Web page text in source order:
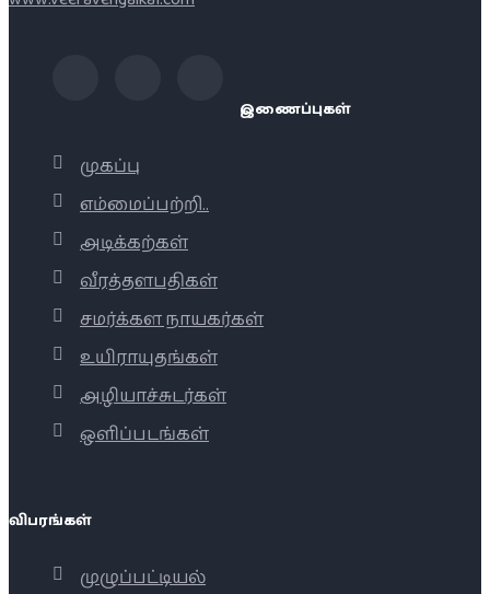
இணைப்புகள்
முகப்பு
எம்மைப்பற்றி..
அடிக்கற்கள்
வீரத்தளபதிகள்
சமர்க்கள நாயகர்கள்
உயிராயுதங்கள்
அழியாச்சுடர்கள்
ஒளிப்படங்கள்
விபரங்கள்
முழுப்பட்டியல்